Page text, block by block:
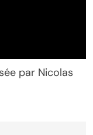
par Nicolas